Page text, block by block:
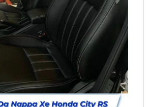
Xe Honda City RS Tại TPHCM